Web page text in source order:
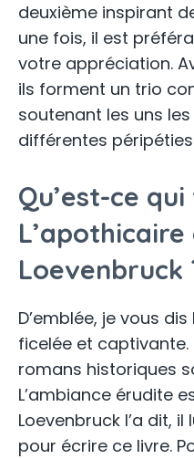
deuxième inspirant
une fois, il est
votre appréciation.
ils forment un trio
soutenant les uns
différentes
Qu’est-ce
L’apothicaire
Loevenbruck
D’emblée, je vous dis
ficelée et captivante.
romans historiques
L’ambiance érudite
Loevenbruck l’a dit,
pour écrire ce livre.